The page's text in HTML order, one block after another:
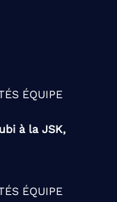
ÉQUIPE
à la JSK,
ÉQUIPE